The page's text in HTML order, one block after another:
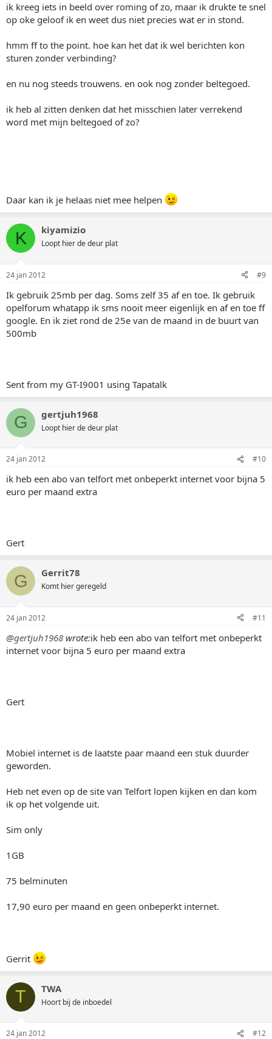
ik kreeg iets in beeld over roming of zo, maar ik drukte te snel
op oke geloof ik en weet dus niet precies wat er in stond.
hmm ff to the point. hoe kan het dat ik wel berichten kon
sturen zonder verbinding?
en nu nog steeds trouwens. en ook nog zonder beltegoed.
ik heb al zitten denken dat het misschien later verrekend
word met mijn beltegoed of zo?
Daar kan ik je helaas niet mee helpen
K kiyamizio
Loopt hier de deur plat
24 jan 2012 #9
Ik gebruik 25mb per dag. Soms zelf 35 af en toe. Ik gebruik
opelforum whatapp ik sms nooit meer eigenlijk en af en toe ff
google. En ik ziet rond de 25e van de maand in de buurt van
500mb
Sent from my GT-I9001 using Tapatalk
G gertjuh1968
Loopt hier de deur plat
24 jan 2012 #10
ik heb een abo van telfort met onbeperkt internet voor bijna 5
euro per maand extra
Gert
G Gerrit78
Komt hier geregeld
24 jan 2012 #11
@gertjuh1968 wrote:ik heb een abo van telfort met onbeperkt
internet voor bijna 5 euro per maand extra
Gert
Mobiel internet is de laatste paar maand een stuk duurder
geworden.
Heb net even op de site van Telfort lopen kijken en dan kom
ik op het volgende uit.
Sim only
1GB
75 belminuten
17,90 euro per maand en geen onbeperkt internet.
Gerrit
T TWA
Hoort bij de inboedel
24 jan 2012 #12